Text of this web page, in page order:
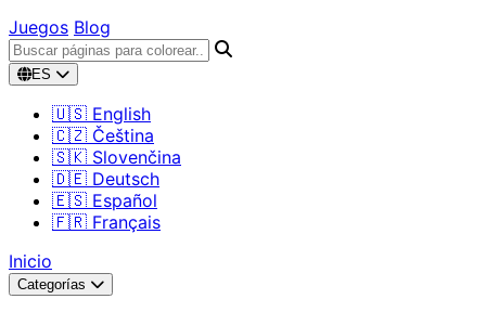
Juegos Blog
ES
🇺🇸 English
🇨🇿 Čeština
🇸🇰 Slovenčina
🇩🇪 Deutsch
🇪🇸 Español
🇫🇷 Français
Inicio
Categorías